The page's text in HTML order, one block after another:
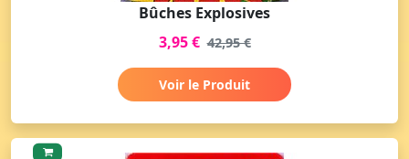
Bûches Explosives
3,95 € 42,95 €
Voir le Produit